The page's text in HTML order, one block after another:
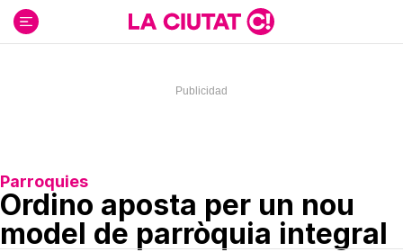
contenido
Parroquies
Ordino aposta per un nou
model de parròquia integral